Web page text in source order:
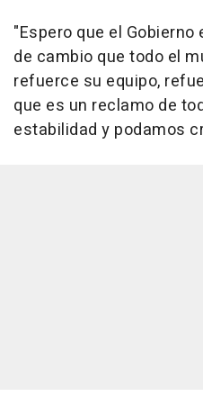
"Espero que el
de cambio que todo el
refuerce su equipo,
que es un reclamo de
estabilidad y podamos